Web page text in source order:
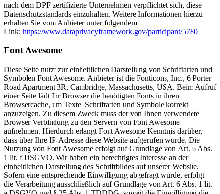
nach dem DPF zertifizierte Unternehmen verpflichtet sich, diese
Datenschutzstandards einzuhalten. Weitere Informationen hierzu
erhalten Sie vom Anbieter unter folgendem
Link: https://www.dataprivacyframework.gov/participant/5780
Font Awesome
Diese Seite nutzt zur einheitlichen Darstellung von Schriftarten und
Symbolen Font Awesome. Anbieter ist die Fonticons, Inc., 6 Porter
Road Apartment 3R, Cambridge, Massachusetts, USA. Beim Aufruf
einer Seite lädt Ihr Browser die benötigten Fonts in ihren
Browsercache, um Texte, Schriftarten und Symbole korrekt
anzuzeigen. Zu diesem Zweck muss der von Ihnen verwendete
Browser Verbindung zu den Servern von Font Awesome
aufnehmen. Hierdurch erlangt Font Awesome Kenntnis darüber,
dass über Ihre IP-Adresse diese Website aufgerufen wurde. Die
Nutzung von Font Awesome erfolgt auf Grundlage von Art. 6 Abs.
1 lit. f DSGVO. Wir haben ein berechtigtes Interesse an der
einheitlichen Darstellung des Schriftbildes auf unserer Website.
Sofern eine entsprechende Einwilligung abgefragt wurde, erfolgt
die Verarbeitung ausschließlich auf Grundlage von Art. 6 Abs. 1 lit.